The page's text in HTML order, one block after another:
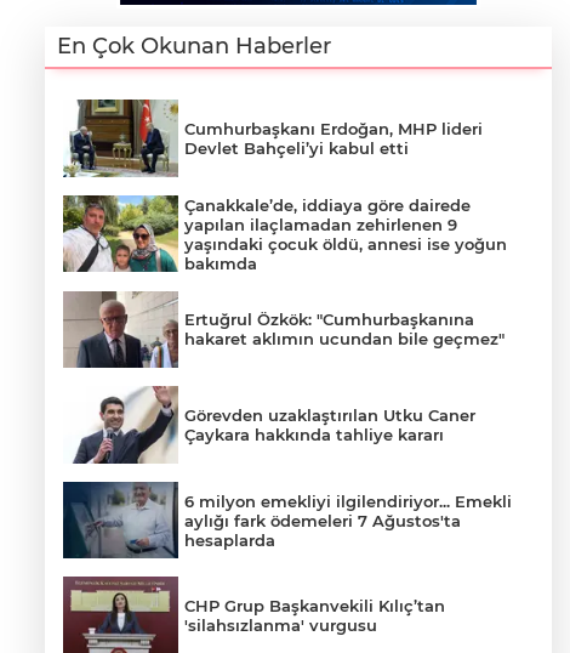
En Çok Okunan Haberler
Cumhurbaşkanı Erdoğan, MHP lideri
Devlet Bahçeli’yi kabul etti
Çanakkale’de, iddiaya göre dairede
yapılan ilaçlamadan zehirlenen 9
yaşındaki çocuk öldü, annesi ise yoğun
bakımda
Ertuğrul Özkök: "Cumhurbaşkanına
hakaret aklımın ucundan bile geçmez"
Görevden uzaklaştırılan Utku Caner
Çaykara hakkında tahliye kararı
6 milyon emekliyi ilgilendiriyor... Emekli
aylığı fark ödemeleri 7 Ağustos'ta
hesaplarda
CHP Grup Başkanvekili Kılıç’tan
'silahsızlanma' vurgusu